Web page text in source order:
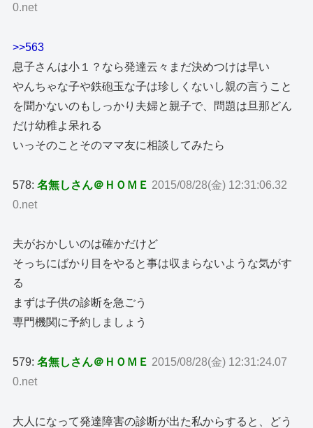
0.net
>>563
息子さんは小１？なら発達云々まだ決めつけは早い
やんちゃな子や鉄砲玉な子は珍しくないし親の言うこと
を聞かないのもしっかり夫婦と親子で、問題は旦那どん
だけ幼稚よ呆れる
いっそのことそのママ友に相談してみたら
578:名無しさん＠ＨＯＭＥ 2015/08/28(金) 12:31:06.32
0.net
夫がおかしいのは確かだけど
そっちにばかり目をやると事は収まらないような気がす
る
まずは子供の診断を急ごう
専門機関に予約しましょう
579:名無しさん＠ＨＯＭＥ 2015/08/28(金) 12:31:24.07
0.net
大人になって発達障害の診断が出た私からすると、どう